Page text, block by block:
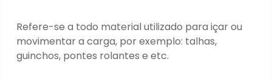
Refere-se a todo material utilizado para içar ou
movimentar a carga, por exemplo: talhas,
guinchos, pontes rolantes e etc.